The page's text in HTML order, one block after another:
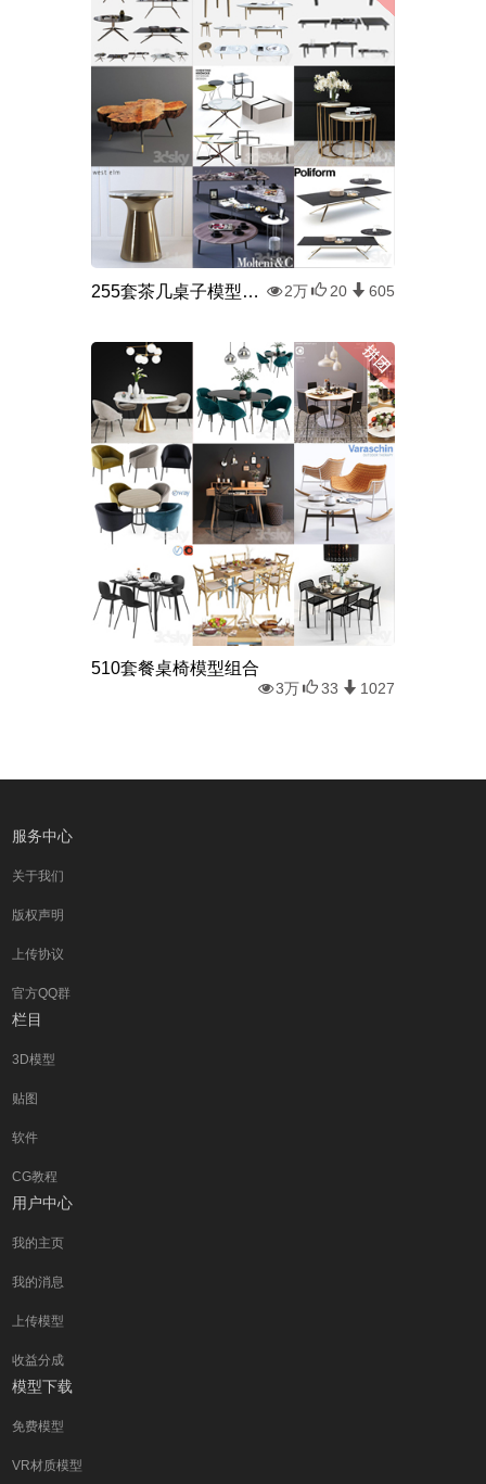
255套茶几桌子模型组合 2万 20 605
510套餐桌椅模型组合
3万 33 1027
服务中心
关于我们
版权声明
上传协议
官方QQ群
栏目
3D模型
贴图
软件
CG教程
用户中心
我的主页
我的消息
上传模型
收益分成
模型下载
免费模型
VR材质模型